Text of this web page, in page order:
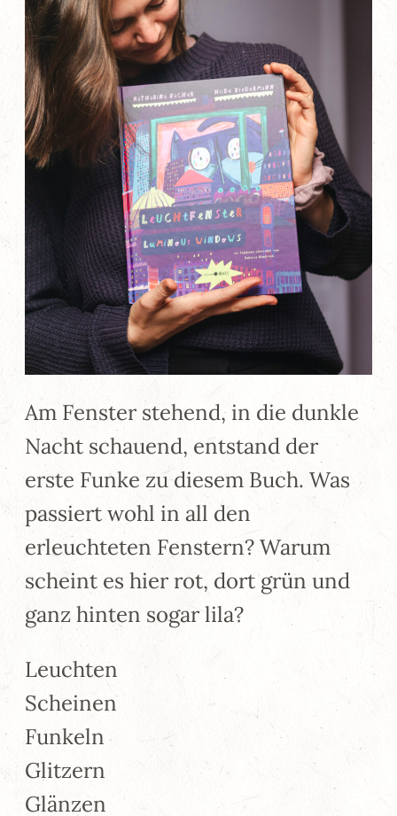
Am Fenster stehend, in die dunkle
Nacht schauend, entstand der
erste Funke zu diesem Buch. Was
passiert wohl in all den
erleuchteten Fenstern? Warum
scheint es hier rot, dort grün und
ganz hinten sogar lila?
Leuchten
Scheinen
Funkeln
Glitzern
Glänzen